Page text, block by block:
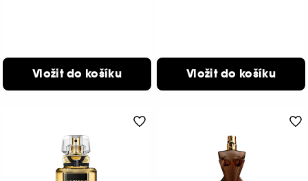
Vložit do košíku Vložit do košíku